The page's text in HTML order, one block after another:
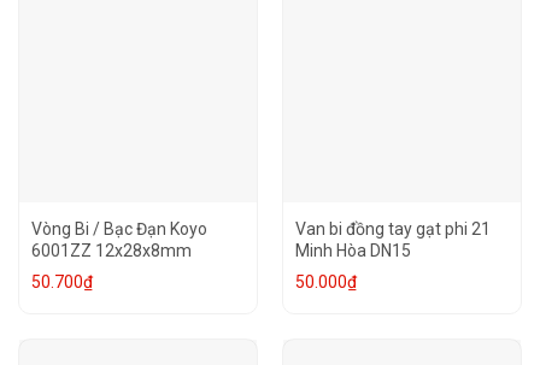
Vòng Bi / Bạc Đạn Koyo
6001ZZ 12x28x8mm
50.700₫
Van bi đồng tay gạt phi 21
Minh Hòa DN15
50.000₫